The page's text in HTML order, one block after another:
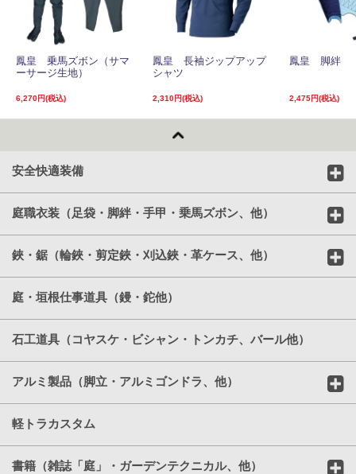
鳳皇 乗馬ズボン（サマ
ーサージ生地）
6,270円(税込)
鳳皇 長袖ジップアップ
シャツ
2,310円(税込)
鳳皇 脚絆
2,475円(税込)
安全快適装備
庭職衣装（足袋・脚絆・手甲・乗馬ズボン、他）
鋏・鋸（輪鋏・剪定鋏・刈込鋏・革ケース、他）
庭・垣根仕事道具（鏝・鉈他）
石工道具（コヤスケ・ビシャン・トンカチ、バール他）
アルミ製品（脚立・アルミゴンドラ、他）
軽トラカスタム
書籍（雑誌「庭」・ガーデンテクニカル、他）